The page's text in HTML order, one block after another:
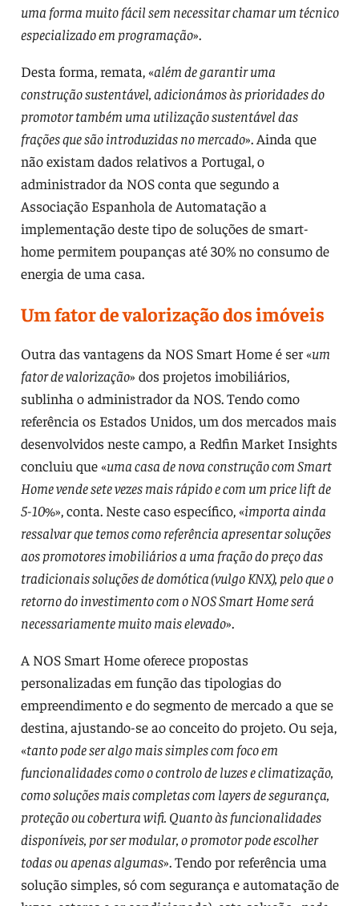
uma forma muito fácil sem necessitar chamar um técnico
especializado em programação».
Desta forma, remata, «além de garantir uma
construção sustentável, adicionámos às prioridades do
promotor também uma utilização sustentável das
frações que são introduzidas no mercado». Ainda que
não existam dados relativos a Portugal, o
administrador da NOS conta que segundo a
Associação Espanhola de Automatação a
implementação deste tipo de soluções de smart-
home permitem poupanças até 30% no consumo de
energia de uma casa.
Um fator de valorização dos imóveis
Outra das vantagens da NOS Smart Home é ser «um
fator de valorização» dos projetos imobiliários,
sublinha o administrador da NOS. Tendo como
referência os Estados Unidos, um dos mercados mais
desenvolvidos neste campo, a Redfin Market Insights
concluiu que «uma casa de nova construção com Smart
Home vende sete vezes mais rápido e com um price lift de
5-10%», conta. Neste caso específico, «importa ainda
ressalvar que temos como referência apresentar soluções
aos promotores imobiliários a uma fração do preço das
tradicionais soluções de domótica (vulgo KNX), pelo que o
retorno do investimento com o NOS Smart Home será
necessariamente muito mais elevado».
A NOS Smart Home oferece propostas
personalizadas em função das tipologias do
empreendimento e do segmento de mercado a que se
destina, ajustando-se ao conceito do projeto. Ou seja,
«tanto pode ser algo mais simples com foco em
funcionalidades como o controlo de luzes e climatização,
como soluções mais completas com layers de segurança,
proteção ou cobertura wifi. Quanto às funcionalidades
disponíveis, por ser modular, o promotor pode escolher
todas ou apenas algumas». Tendo por referência uma
solução simples, só com segurança e automatação de